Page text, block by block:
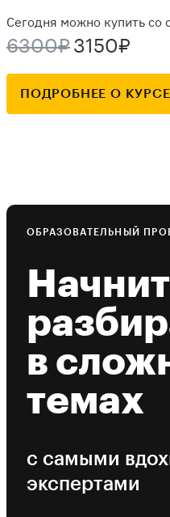
Сегодня можно купить со
6300₽ 3150₽
ПОДРОБНЕЕ О КУРСЕ
ОБРАЗОВАТЕЛЬНЫЙ
в
темах
с самыми
экспертами